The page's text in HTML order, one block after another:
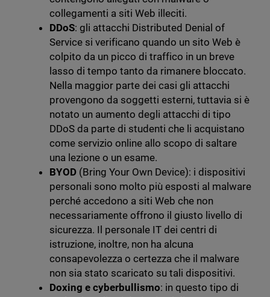
collegamenti a siti Web illeciti.
DDoS: gli attacchi Distributed Denial of
Service si verificano quando un sito Web è
colpito da un picco di traffico in un breve
lasso di tempo tanto da rimanere bloccato.
Nella maggior parte dei casi gli attacchi
provengono da soggetti esterni, tuttavia si è
notato un aumento degli attacchi di tipo
DDoS da parte di studenti che li acquistano
come servizio online allo scopo di saltare
una lezione o un esame.
BYOD (Bring Your Own Device): i dispositivi
personali sono molto più esposti al malware
perché accedono a siti Web che non
necessariamente offrono il giusto livello di
sicurezza. Il personale IT dei centri di
istruzione, inoltre, non ha alcuna
consapevolezza o certezza che il malware
non sia stato scaricato su tali dispositivi.
Doxing e cyberbullismo: in questo tipo di